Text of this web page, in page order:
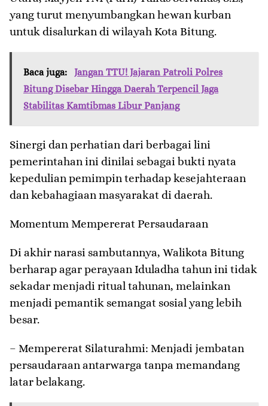
yang turut menyumbangkan hewan kurban
untuk disalurkan di wilayah Kota Bitung.
Baca juga:
Jangan TTU! Jajaran Patroli Polres
Bitung Disebar Hingga Daerah Terpencil Jaga
Stabilitas Kamtibmas Libur Panjang
​Sinergi dan perhatian dari berbagai lini
pemerintahan ini dinilai sebagai bukti nyata
kepedulian pemimpin terhadap kesejahteraan
dan kebahagiaan masyarakat di daerah.
​Momentum Mempererat Persaudaraan
​Di akhir narasi sambutannya, Walikota Bitung
berharap agar perayaan Iduladha tahun ini tidak
sekadar menjadi ritual tahunan, melainkan
menjadi pemantik semangat sosial yang lebih
besar.
– ​Mempererat Silaturahmi: Menjadi jembatan
persaudaraan antarwarga tanpa memandang
latar belakang.